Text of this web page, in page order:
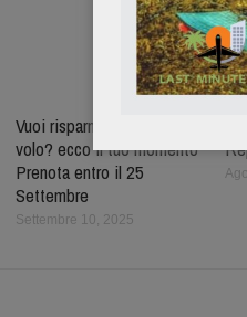
Vuoi risparmiare per il tuo
volo? ecco il tuo momento
Prenota entro il 25
Settembre
Settembre 10, 2025